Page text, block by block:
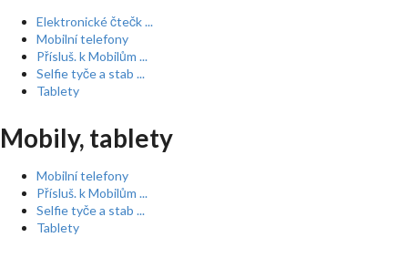
Elektronické čtečk ...
Mobilní telefony
Přísluš. k Mobilům ...
Selfie tyče a stab ...
Tablety
Mobily, tablety
Mobilní telefony
Přísluš. k Mobilům ...
Selfie tyče a stab ...
Tablety